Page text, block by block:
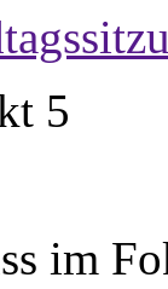
5
im